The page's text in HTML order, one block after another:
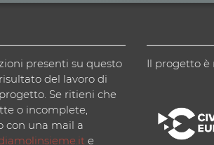
presenti su questo
del lavoro di
Se ritieni che
o incomplete,
con una mail a
e
Il progetto è